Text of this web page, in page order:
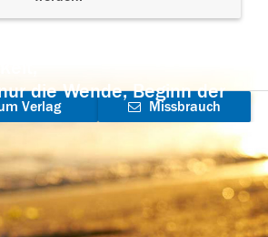
die Wende, Beginn der
Verlag
Missbrauch